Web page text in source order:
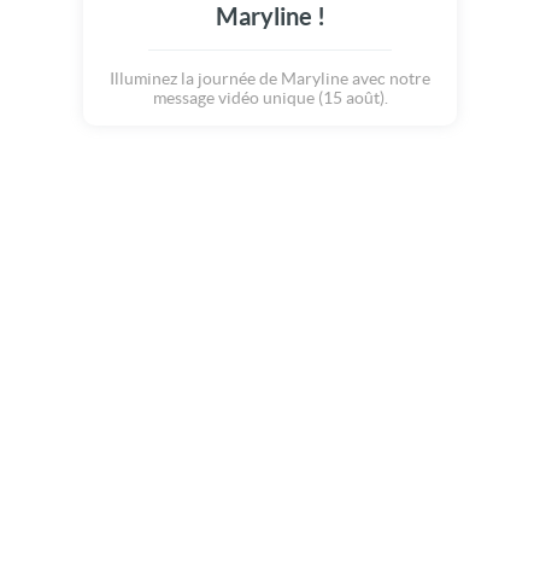
Maryline !
Illuminez la journée de Maryline avec notre
message vidéo unique (15 août).